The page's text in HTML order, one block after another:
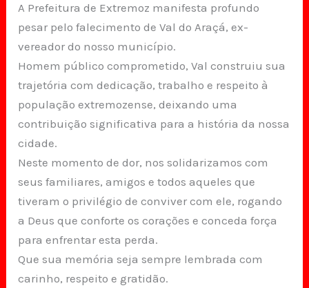
A Prefeitura de Extremoz manifesta profundo
pesar pelo falecimento de Val do Araçá, ex-
vereador do nosso município.
Homem público comprometido, Val construiu sua
trajetória com dedicação, trabalho e respeito à
população extremozense, deixando uma
contribuição significativa para a história da nossa
cidade.
Neste momento de dor, nos solidarizamos com
seus familiares, amigos e todos aqueles que
tiveram o privilégio de conviver com ele, rogando
a Deus que conforte os corações e conceda força
para enfrentar esta perda.
Que sua memória seja sempre lembrada com
carinho, respeito e gratidão.